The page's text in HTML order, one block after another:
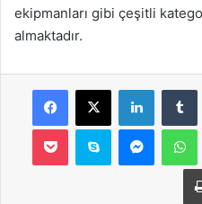
ekipmanları gibi çeşitli
almaktadır.
Facebook
X LinkedIn
Pocket Skype